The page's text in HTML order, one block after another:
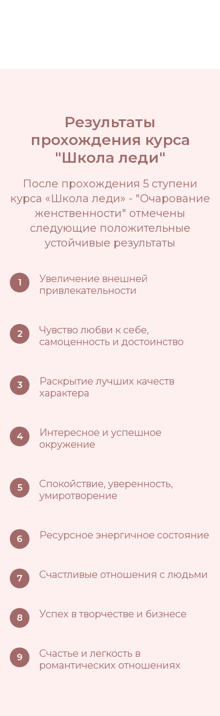
Результаты
прохождения курса
"Школа леди"
После прохождения 5 ступени
курса «Школа леди» - "Очарование
женственности" отмечены
следующие положительные
устойчивые результаты
Увеличение внешней
привлекательности
Чувство любви к себе,
самоценность и достоинство
Раскрытие лучших качеств
характера
Интересное и успешное
окружение
Спокойствие, уверенность,
умиротворение
Ресурсное энергичное состояние
Счастливые отношения с людьми
Успех в творчестве и бизнесе
Счастье и легкость в
романтических отношениях